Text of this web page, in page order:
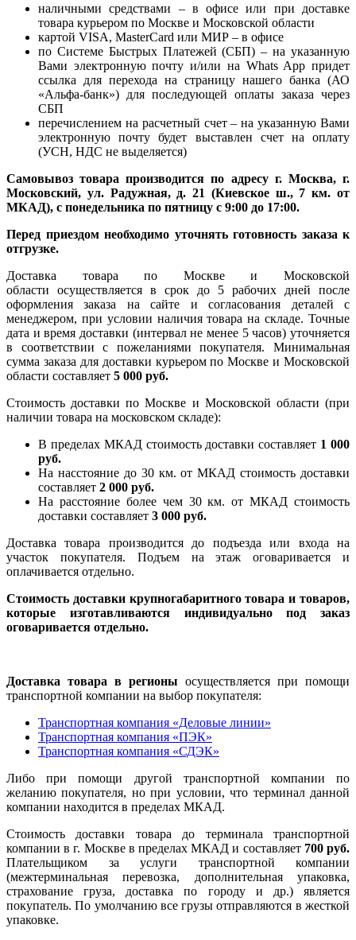
наличными средствами – в офисе или при доставке
товара курьером по Москве и Московской области
картой VISA, MasterCard или МИР – в офисе
по Системе Быстрых Платежей (СБП) – на указанную
Вами электронную почту и/или на Whats App придет
ссылка для перехода на страницу нашего банка (АО
«Альфа-банк») для последующей оплаты заказа через
СБП
перечислением на расчетный счет – на указанную Вами
электронную почту будет выставлен счет на оплату
(УСН, НДС не выделяется)
Самовывоз товара производится по адресу г. Москва, г.
Московский, ул. Радужная, д. 21 (Киевское ш., 7 км. от
МКАД), с понедельника по пятницу с 9:00 до 17:00.
Перед приездом необходимо уточнять готовность заказа к
отгрузке.
Доставка товара по Москве и Московской
области осуществляется в срок до 5 рабочих дней после
оформления заказа на сайте и согласования деталей с
менеджером, при условии наличия товара на складе. Точные
дата и время доставки (интервал не менее 5 часов) уточняется
в соответствии с пожеланиями покупателя. Минимальная
сумма заказа для доставки курьером по Москве и Московской
области составляет 5 000 руб.
Стоимость доставки по Москве и Московской области (при
наличии товара на московском складе):
В пределах МКАД стоимость доставки составляет 1 000
руб.
На насcтояние до 30 км. от МКАД стоимость доставки
составляет 2 000 руб.
На расстояние более чем 30 км. от МКАД стоимость
доставки составляет 3 000 руб.
Доставка товара производится до подъезда или входа на
участок покупателя. Подъем на этаж оговаривается и
оплачивается отдельно.
Стоимость доставки крупногабаритного товара и товаров,
которые изготавливаются индивидуально под заказ
оговаривается отдельно.
Доставка товара в регионы осуществляется при помощи
транспортной компании на выбор покупателя:
Транспортная компания «Деловые линии»
Транспортная компания «ПЭК»
Транспортная компания «СДЭК»
Либо при помощи другой транспортной компании по
желанию покупателя, но при условии, что терминал данной
компании находится в пределах МКАД.
Стоимость доставки товара до терминала транспортной
компании в г. Москве в пределах МКАД и составляет 700 руб.
Плательщиком за услуги транспортной компании
(межтерминальная перевозка, дополнительная упаковка,
страхование груза, доставка по городу и др.) является
покупатель. По умолчанию все грузы отправляются в жесткой
упаковке.